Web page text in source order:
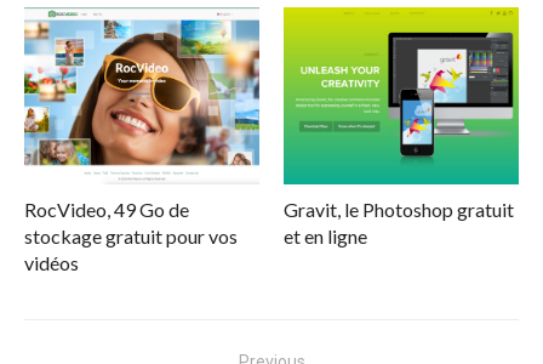
RocVideo, 49 Go de
stockage gratuit pour vos
vidéos
Gravit, le Photoshop gratuit
et en ligne